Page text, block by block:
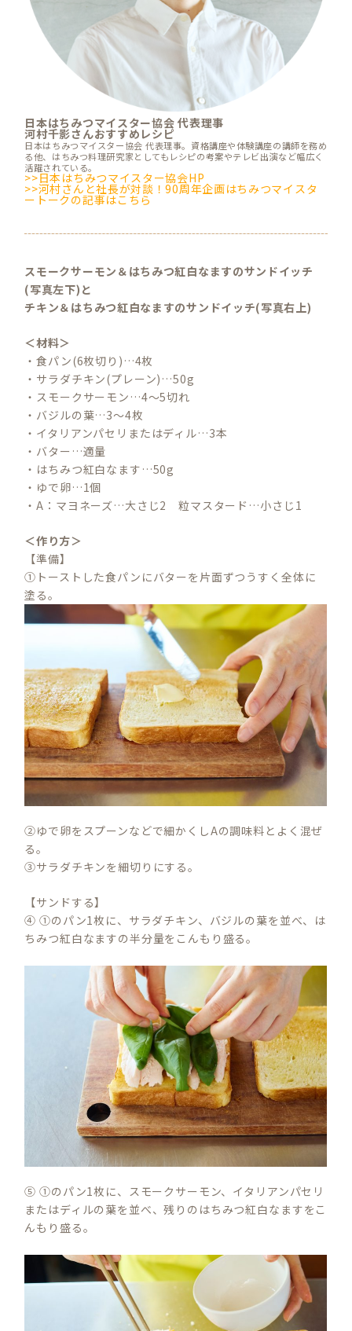
日本はちみつマイスター協会 代表理事
河村千影さんおすすめレシピ
日本はちみつマイスター協会 代表理事。資格講座や体験講座の講師を務め
る他、はちみつ料理研究家としてもレシピの考案やテレビ出演など幅広く
活躍されている。
>>日本はちみつマイスター協会HP
>>河村さんと社長が対談！90周年企画はちみつマイスタ
ートークの記事はこちら
スモークサーモン＆はちみつ紅白なますのサンドイッチ
(写真左下)と
チキン＆はちみつ紅白なますのサンドイッチ(写真右上)
＜材料＞
・食パン(6枚切り)…4枚
・サラダチキン(プレーン)…50g
・スモークサーモン…4～5切れ
・バジルの葉…3～4枚
・イタリアンパセリまたはディル…3本
・バター…適量
・はちみつ紅白なます…50g
・ゆで卵…1個
・A：マヨネーズ…大さじ2 粒マスタード…小さじ1
＜作り方＞
【準備】
①トーストした食パンにバターを片面ずつうすく全体に
塗る。
②ゆで卵をスプーンなどで細かくしAの調味料とよく混ぜ
る。
③サラダチキンを細切りにする。
【サンドする】
④ ①のパン1枚に、サラダチキン、バジルの葉を並べ、は
ちみつ紅白なますの半分量をこんもり盛る。
⑤ ①のパン1枚に、スモークサーモン、イタリアンパセリ
またはディルの葉を並べ、残りのはちみつ紅白なますをこ
んもり盛る。